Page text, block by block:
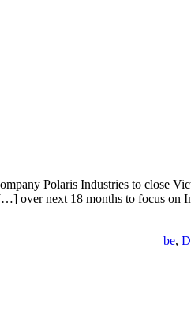
Polaris Industries to close
over next 18 months to focus on
be,